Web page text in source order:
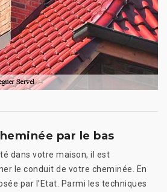
par le bas
dans votre maison, il est
le conduit de votre cheminée. En
par l’Etat. Parmi les techniques